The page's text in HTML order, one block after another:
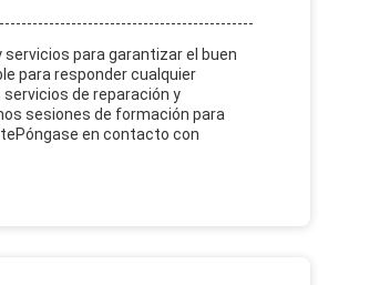
para garantizar el buen
para responder cualquier
de reparación y
sesiones de formación para
en contacto con